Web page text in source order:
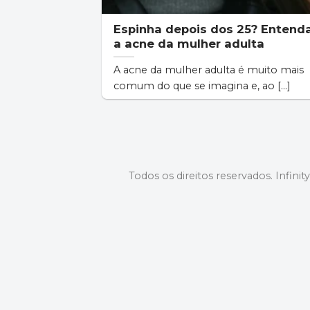
Espinha depois dos 25?
a acne da mulher adulta
A acne da mulher adulta é muito mais
comum do que se imagina e, ao [...]
Todos os direitos reservados.